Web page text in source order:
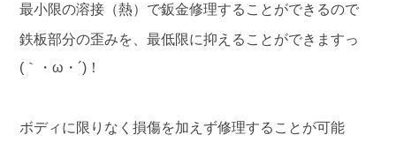
最小限の溶接（熱）で鈑金修理することができるので
鉄板部分の歪みを、最低限に抑えることができますっ
(｀・ω・´)！
ボディに限りなく損傷を加えず修理することが可能